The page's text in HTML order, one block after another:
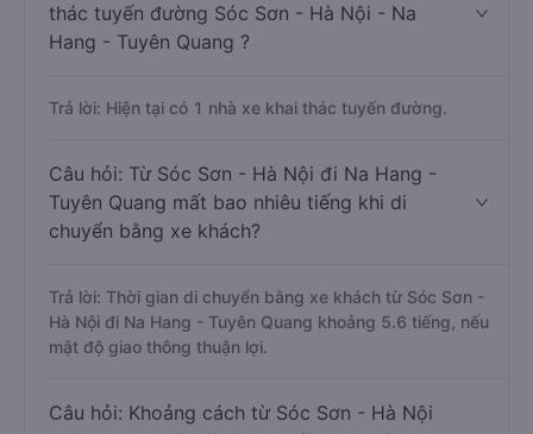
thác tuyến đường Sóc Sơn - Hà Nội - Na
Hang - Tuyên Quang ?
Trả lời: Hiện tại có 1 nhà xe khai thác tuyến đường.
Câu hỏi: Từ Sóc Sơn - Hà Nội đi Na Hang -
Tuyên Quang mất bao nhiêu tiếng khi di
chuyển bằng xe khách?
Trả lời: Thời gian di chuyển bằng xe khách từ Sóc Sơn -
Hà Nội đi Na Hang - Tuyên Quang khoảng 5.6 tiếng, nếu
mật độ giao thông thuận lợi.
Câu hỏi: Khoảng cách từ Sóc Sơn - Hà Nội